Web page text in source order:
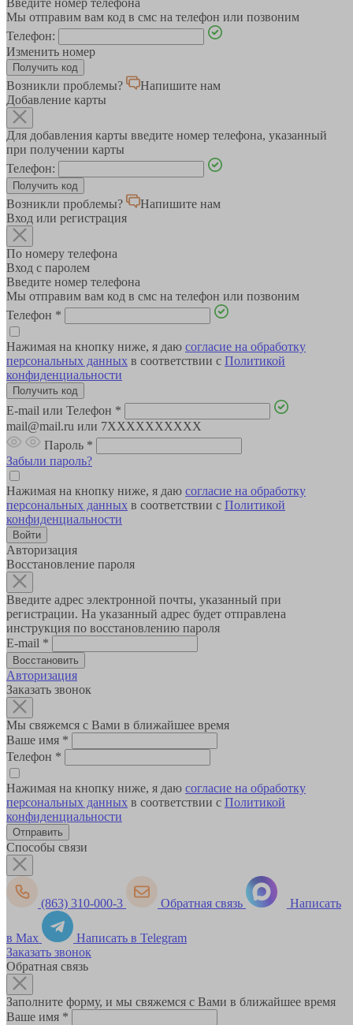
Введите номер телефона
Мы отправим вам код в смс на телефон или позвоним
Телефон:
Изменить номер
Возникли проблемы?
Напишите нам
Добавление карты
Для добавления карты введите номер телефона, указанный
при получении карты
Телефон:
Возникли проблемы?
Напишите нам
Вход или регистрация
По номеру телефона
Вход с паролем
Введите номер телефона
Мы отправим вам код в смс на телефон или позвоним
Телефон *
Нажимая на кнопку ниже, я даю согласие на обработку
персональных данных в соответствии с Политикой
конфиденциальности
E-mail или Телефон *
mail@mail.ru или 7XXXXXXXXXX
Пароль *
Забыли пароль?
Нажимая на кнопку ниже, я даю согласие на обработку
персональных данных в соответствии с Политикой
конфиденциальности
Авторизация
Восстановление пароля
Введите адрес электронной почты, указанный при
регистрации. На указанный адрес будет отправлена
инструкция по восстановлению пароля
E-mail *
Авторизация
Заказать звонок
Мы свяжемся с Вами в ближайшее время
Ваше имя *
Телефон *
Нажимая на кнопку ниже, я даю согласие на обработку
персональных данных в соответствии с Политикой
конфиденциальности
Способы связи
(863) 310-000-3 Обратная связь Написать
в Max
Написать в Telegram
Заказать звонок
Обратная связь
Заполните форму, и мы свяжемся с Вами в ближайшее время
Ваше имя *